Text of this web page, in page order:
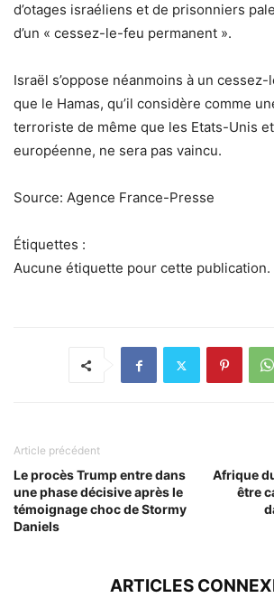
d’otages israéliens et de prisonniers
d’un « cessez-le-feu permanent ».
Israël s’oppose néanmoins à un
que le Hamas, qu’il considère comme
terroriste de même que les Etats-Unis et
européenne, ne sera pas vaincu.
Source: Agence France-Presse
Étiquettes :
Aucune étiquette pour cette publication.
Article précédent
Le procès Trump entre dans
une phase décisive après le
témoignage choc de Stormy
Daniels
Afrique
être
ARTICLES